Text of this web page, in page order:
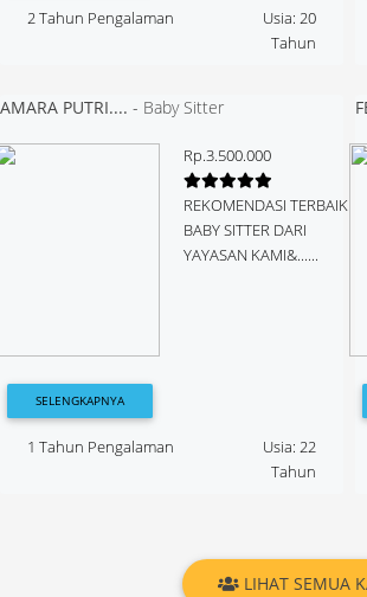
2 Tahun Pengalaman
Usia: 20
Tahun
AMARA PUTRI.... - Baby Sitter
Rp.3.500.000
REKOMENDASI TERBAIK
BABY SITTER DARI
YAYASAN KAMI&......
SELENGKAPNYA
1 Tahun Pengalaman
Usia: 22
Tahun
LIHAT SEMUA